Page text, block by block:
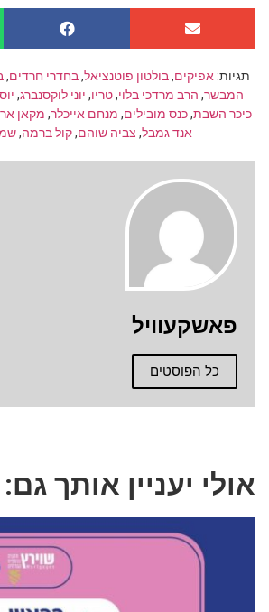
תגיות: אפיקים,בולטון פוטנציאל,בחדרי חרדים,
המבשר, הרב מרדכי בלוי,טריו, יוני לוקסנברג,
כיכר השבת,כנס מובילים, מנחם אייכלר, מקאן
אנד גמבל, צביה שוהם,קול ברמה,
פאשקעוויל
כל הפוסטים
אולי יעניין אותך גם: